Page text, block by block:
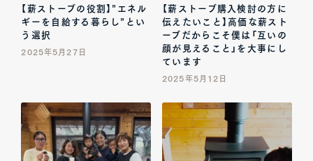
【薪ストーブの役割】”エネル
ギーを自給する暮らし”とい
う選択
2025年5月27日
【薪ストーブ購入検討の方に
伝えたいこと】高価な薪スト
ーブだからこそ僕は「互いの
顔が見えること」を大事にし
ています
2025年5月12日